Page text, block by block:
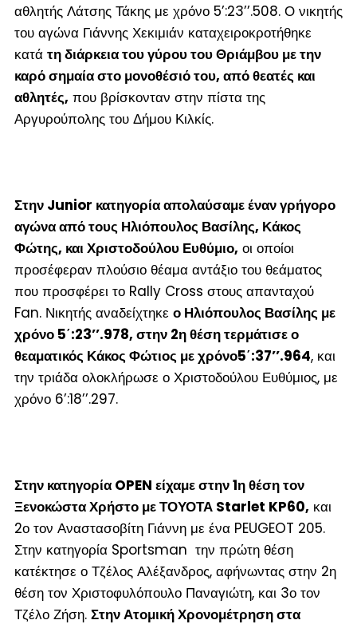
αθλητής Λάτσης Τάκης με χρόνο 5’:23’’.508. Ο νικητής
του αγώνα Γιάννης Χεκιμιάν καταχειροκροτήθηκε
κατά τη διάρκεια του γύρου του Θριάμβου με την
καρό σημαία στο μονοθέσιό του, από θεατές και
αθλητές, που βρίσκονταν στην πίστα της
Αργυρούπολης του Δήμου Κιλκίς.
Στην Junior κατηγορία απολαύσαμε έναν γρήγορο
αγώνα από τους Ηλιόπουλος Βασίλης, Κάκος
Φώτης, και Χριστοδούλου Ευθύμιο, οι οποίοι
προσέφεραν πλούσιο θέαμα αντάξιο του θεάματος
που προσφέρει το Rally Cross στους απανταχού
Fan. Νικητής αναδείχτηκε ο Ηλιόπουλος Βασίλης με
χρόνο 5΄:23’’.978, στην 2ηθέση τερμάτισε ο
θεαματικός Κάκος Φώτιος με χρόνο5΄:37’’.964, και
την τριάδα ολοκλήρωσε ο Χριστοδούλου Ευθύμιος, με
χρόνο 6’:18’’.297.
Στην κατηγορία OPEN είχαμε στην 1ηθέση τον
Ξενοκώστα Χρήστο με ΤΟΥΟΤΑ Starlet KP60, και
2οτον Αναστασοβίτη Γιάννη με ένα PEUGEOT 205.
Στην κατηγορία Sportsman την πρώτη θέση
κατέκτησε ο Τζέλος Αλέξανδρος, αφήνωντας στην 2η
θέση τον Χριστοφυλόπουλο Παναγιώτη, και 3οτον
Τζέλο Ζήση. Στην Ατομική Χρονομέτρηση στα